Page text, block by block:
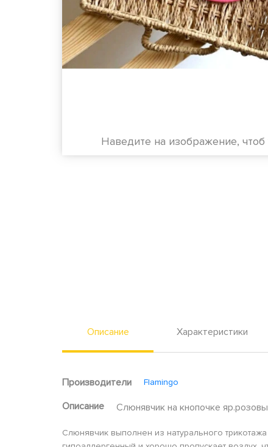
Наведите на изображение, чтоб
Описание Характеристики
Производители Flamingo
Описание Слюнявчик на кнопочке
Слюнявчик выполнен из натурального